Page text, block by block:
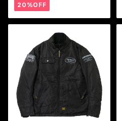
20%OFF